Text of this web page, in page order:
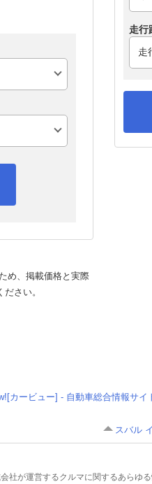
め、掲載価格と実際
さい。
走行
カービュー] - 自動車総合情報サ
スバル
社が運営するクルマに関するあらゆ